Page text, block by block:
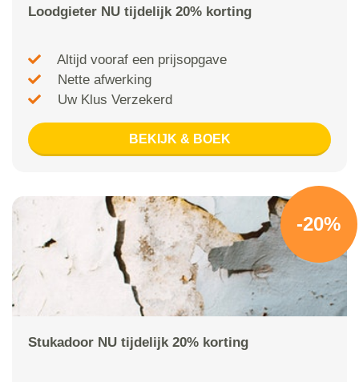
Loodgieter NU tijdelijk 20% korting
Altijd vooraf een prijsopgave
Nette afwerking
Uw Klus Verzekerd
BEKIJK & BOEK
-20%
Stukadoor NU tijdelijk 20% korting